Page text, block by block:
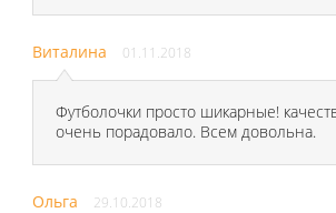
Виталина 01.11.2018
Футболочки просто шикарные!
очень порадовало. Всем довольна.
Ольга 29.10.2018